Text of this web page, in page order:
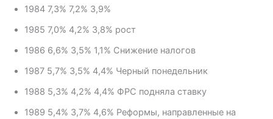
1984 7,3% 7,2% 3,9%
1985 7,0% 4,2% 3,8% рост
1986 6,6% 3,5% 1,1% Снижение налогов
1987 5,7% 3,5% 4,4% Черный понедельник
1988 5,3% 4,2% 4,4% ФРС подняла ставку
1989 5,4% 3,7% 4,6% Реформы, направленные на